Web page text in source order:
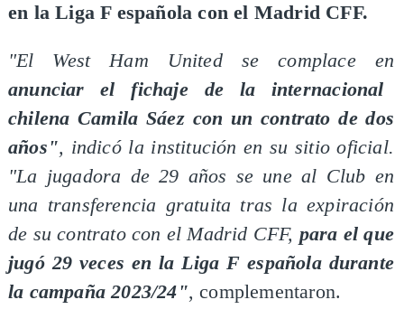
en la Liga F española con el Madrid CFF.
"El West Ham United se complace en
anunciar el fichaje de la internacional
chilena Camila Sáez con un contrato de dos
años", indicó la institución en su sitio oficial.
"La jugadora de 29 años se une al Club en
una transferencia gratuita tras la expiración
de su contrato con el Madrid CFF, para el que
jugó 29 veces en la Liga F española durante
la campaña 2023/24", complementaron.